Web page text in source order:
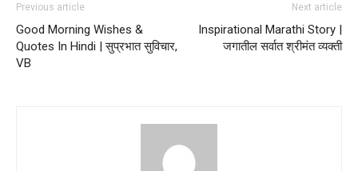
Previous article
Good Morning Wishes &
Quotes In Hindi | सुप्रभात सुविचार,
VB
Next article
Inspirational Marathi Story |
जगातील सर्वात श्रीमंत व्यक्ती